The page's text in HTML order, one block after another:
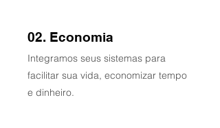
02. Economia
Integramos seus sistemas para
facilitar sua vida, economizar tempo
e dinheiro.